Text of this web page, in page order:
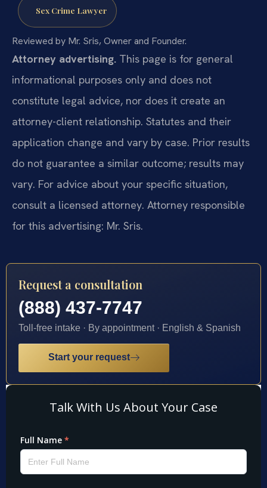
Sex Crime Lawyer
Reviewed by Mr. Sris, Owner and Founder.
Attorney advertising. This page is for general
informational purposes only and does not
constitute legal advice, nor does it create an
attorney-client relationship. Statutes and their
application change and vary by case. Prior results
do not guarantee a similar outcome; results may
vary. For advice about your specific situation,
consult a licensed attorney. Attorney responsible
for this advertising: Mr. Sris.
Request a consultation
(888) 437-7747
Toll-free intake · By appointment · English & Spanish
Start your request